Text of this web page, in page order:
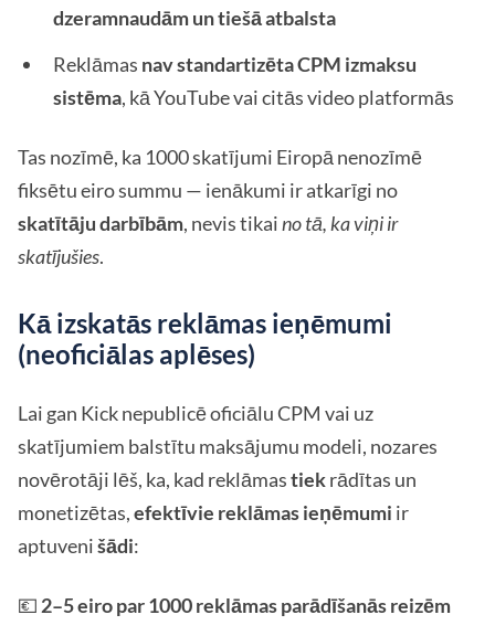
dzeramnaudām un tiešā atbalsta
Reklāmas nav standartizēta CPM izmaksu
sistēma, kā YouTube vai citās video platformās
Tas nozīmē, ka 1000 skatījumi Eiropā nenozīmē
fiksētu eiro summu — ienākumi ir atkarīgi no
skatītāju darbībām, nevis tikaino tā, ka viņi ir
skatījušies.
Kā izskatās reklāmas ieņēmumi
(neoficiālas aplēses)
Lai gan Kick nepublicē oficiālu CPM vai uz
skatījumiem balstītu maksājumu modeli, nozares
novērotāji lēš, ka, kad reklāmastiekrādītas un
monetizētas,efektīvie reklāmas ieņēmumi ir
aptuvenišādi:
💶 2–5 eiro par 1000 reklāmas parādīšanās reizēm